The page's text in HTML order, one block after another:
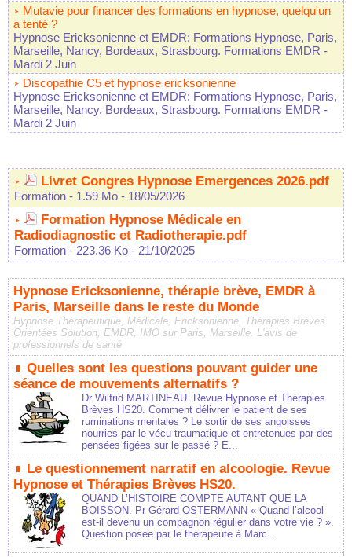
Mutavie pour financer des formations en hypnose, quelqu'un
a tenté ?
Hypnose Ericksonienne et EMDR: Formations Hypnose, Paris,
Marseille, Nancy, Bordeaux, Strasbourg. Formations EMDR -
Mardi 2 Juin
Discopathie C5 et hypnose ericksonienne
Hypnose Ericksonienne et EMDR: Formations Hypnose, Paris,
Marseille, Nancy, Bordeaux, Strasbourg. Formations EMDR -
Mardi 2 Juin
Livret Congres Hypnose Emergences 2026.pdf
Formation - 1.59 Mo - 18/05/2026
Formation Hypnose Médicale en
Radiodiagnostic et Radiotherapie.pdf
Formation - 223.36 Ko - 21/10/2025
Hypnose Ericksonienne, thérapie brève, EMDR à
Paris, Marseille dans le reste du Monde
Hypnose Thérapeutique, Médicale, Ericksonienne, Thérapies Brèves
Orientées Solution, EMDR, IMO sur Paris, Marseille. L'avis de
professionnels de santé
Quelles sont les questions pouvant guider une
séance de mouvements alternatifs ?
Dr Wilfrid MARTINEAU. Revue Hypnose et Thérapies
Brèves HS20. Comment délivrer le patient de ses
ruminations mentales ? Le sortir de ses angoisses
nourries par le vécu traumatique et entretenues par des
pensées figées sur le passé ? E...
Le questionnement narratif en alcoologie. Revue
Hypnose et Thérapies Brèves HS20.
QUAND L’HISTOIRE COMPTE AUTANT QUE LA
BOISSON. Pr Gérard OSTERMANN « Quand l’alcool
est-il devenu un compagnon régulier dans votre vie ? ».
Question posée par le thérapeute à Marc...